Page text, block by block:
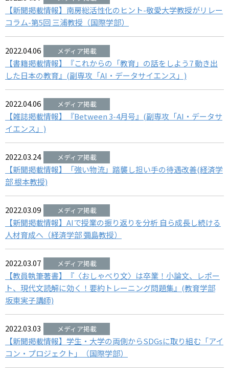
【新聞掲載情報】南房総活性化のヒント-敬愛大学教授がリレー
コラム-第5回 三浦教授（国際学部）
2022.04.06
【書籍掲載情報】『これからの「教育」の話をしよう7 動き出
した日本の教育』(副専攻「AI・データサイエンス」)
2022.04.06
【雑誌掲載情報】『Between 3-4月号』(副専攻「AI・データサ
イエンス」)
2022.03.24
【新聞掲載情報】「強い物流」踏襲し担い手の待遇改善(経済学
部 根本教授)
2022.03.09
【新聞掲載情報】AIで授業の振り返りを分析 自ら成長し続ける
人材育成へ（経済学部 彌島教授）
2022.03.07
【教員執筆著書】『〈おしゃべり文〉は卒業！小論文、レポー
ト、現代文読解に効く！要約トレーニング問題集』(教育学部
坂東実子講師)
2022.03.03
【新聞掲載情報】学生・大学の両側からSDGsに取り組む「アイ
コン・プロジェクト」（国際学部）